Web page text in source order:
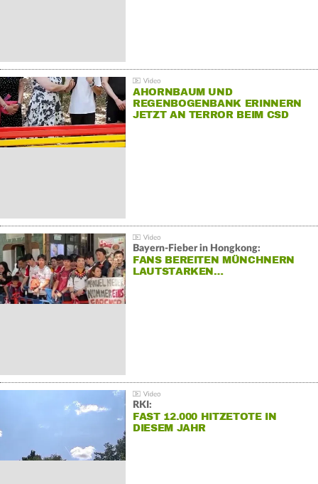
AHORNBAUM UND
REGENBOGENBANK ERINNERN
JETZT AN TERROR BEIM CSD
Bayern-Fieber in Hongkong:
FANS BEREITEN MÜNCHNERN
LAUTSTARKEN…
RKI:
FAST 12.000 HITZETOTE IN
DIESEM JAHR